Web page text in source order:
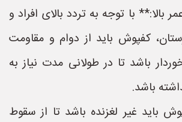
با توجه به تردد بالای افراد و
کفپوش باید از دوام و مقاومت
باشد تا در طولانی مدت نیاز به
باشد.
باید غیر لغزنده باشد تا از سقوط